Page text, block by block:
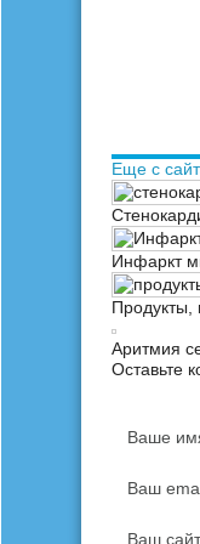
Еще с
Инфаркт
Аритмия
Оставьте
Ваше
Ваш
Ваш сайт